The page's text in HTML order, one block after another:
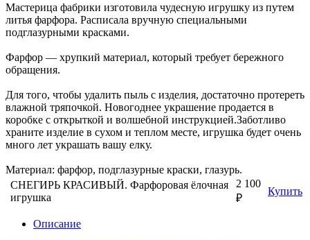
Мастерица фабрики изготовила чудесную игрушку из путем
литья фарфора. Расписала вручную специальными
подглазурными красками.
Фарфор — хрупкий материал, который требует бережного
обращения.
Для того, чтобы удалить пыль с изделия, достаточно протереть
влажной тряпочкой. Новогоднее украшение продается в
коробке с открыткой и волшебной инструкцией.Заботливо
храните изделие в сухом и теплом месте, игрушка будет очень
много лет украшать вашу елку.
Материал: фарфор, подглазурные краски, глазурь.
СНЕГИРЬ КРАСИВЫЙ. Фарфоровая ёлочная
игрушка
2 100
₽
Купить
Описание